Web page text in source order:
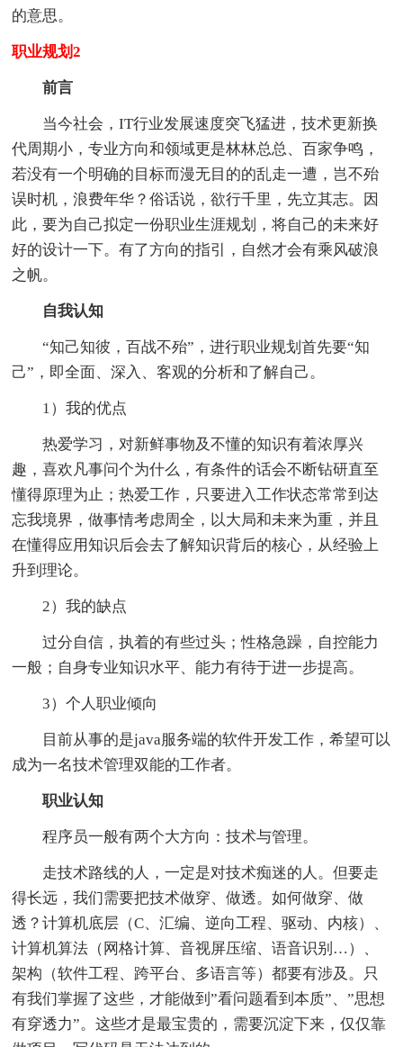
的意思。
职业规划2
前言
当今社会，IT行业发展速度突飞猛进，技术更新换
代周期小，专业方向和领域更是林林总总、百家争鸣，
若没有一个明确的目标而漫无目的的乱走一遭，岂不殆
误时机，浪费年华？俗话说，欲行千里，先立其志。因
此，要为自己拟定一份职业生涯规划，将自己的未来好
好的设计一下。有了方向的指引，自然才会有乘风破浪
之帆。
自我认知
“知己知彼，百战不殆”，进行职业规划首先要“知
己”，即全面、深入、客观的分析和了解自己。
1）我的优点
热爱学习，对新鲜事物及不懂的知识有着浓厚兴
趣，喜欢凡事问个为什么，有条件的话会不断钻研直至
懂得原理为止；热爱工作，只要进入工作状态常常到达
忘我境界，做事情考虑周全，以大局和未来为重，并且
在懂得应用知识后会去了解知识背后的核心，从经验上
升到理论。
2）我的缺点
过分自信，执着的有些过头；性格急躁，自控能力
一般；自身专业知识水平、能力有待于进一步提高。
3）个人职业倾向
目前从事的是java服务端的软件开发工作，希望可以
成为一名技术管理双能的工作者。
职业认知
程序员一般有两个大方向：技术与管理。
走技术路线的人，一定是对技术痴迷的人。但要走
得长远，我们需要把技术做穿、做透。如何做穿、做
透？计算机底层（C、汇编、逆向工程、驱动、内核）、
计算机算法（网格计算、音视屏压缩、语音识别…）、
架构（软件工程、跨平台、多语言等）都要有涉及。只
有我们掌握了这些，才能做到”看问题看到本质”、”思想
有穿透力”。这些才是最宝贵的，需要沉淀下来，仅仅靠